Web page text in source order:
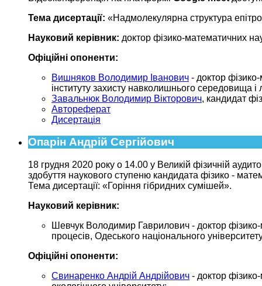
Тема дисертації: «Надмолекулярна структура
Науковий керівник: доктор фізико-математичних
Офіційні опоненти:
Вишняков Володимир Іванович - доктор
інституту захисту навколишнього середовища
Завальнюк Володимир Вікторович, кандидат
Автореферат
Дисертація
Опарін Андрій Сергійович
18 грудня 2020 року о 14.00 у Великій фізичній
здобуття наукового ступеню кандидата фізико -
Тема дисертації: «Горіння гібридних сумішей».
Науковий керівник:
Шевчук Володимир Гаврилович - доктор
процесів, Одеського національного
Офіційні опоненти:
Свинаренко Андрій Андрійович - доктор